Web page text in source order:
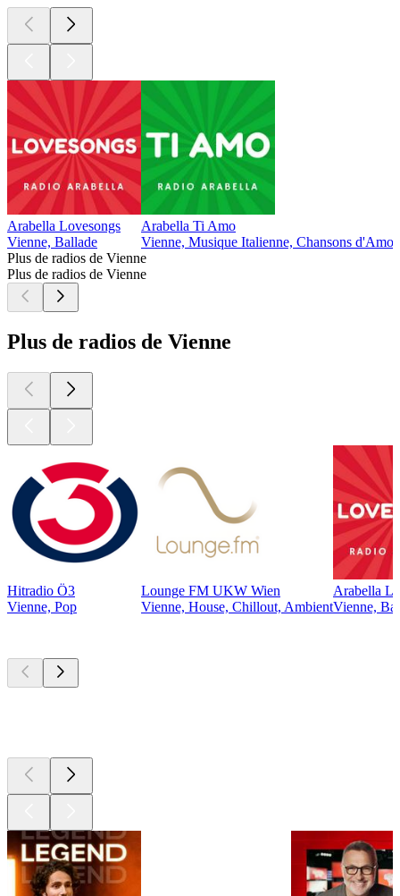
Arabella Lovesongs
Vienne, Ballade
Arabella Ti Amo
Vienne, Musique Italienne, Chansons
Plus de radios de Vienne
Plus de radios de Vienne
Plus de radios de Vienne
Hitradio Ö3
Vienne, Pop
Lounge FM UKW Wien
Vienne, House, Chillout, Ambient
Arabella
Vienne,